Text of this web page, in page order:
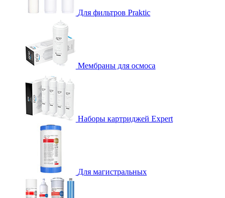
Для фильтров Praktic
Мембраны для осмоса
Наборы картриджей Expert
Для магистральных